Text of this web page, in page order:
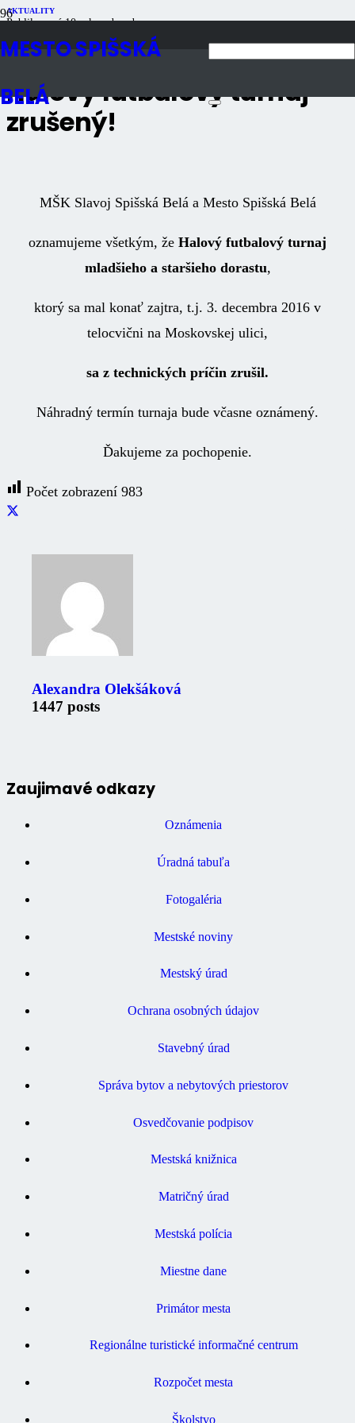
MESTO SPIŠSKÁ
BELÁ
AKTUALITY
Publikované10 rokov dozadu
Halový futbalový turnaj
zrušený!
MŠK Slavoj Spišská Belá a Mesto Spišská Belá
oznamujeme všetkým, že Halový futbalový turnaj
mladšieho a staršieho dorastu,
ktorý sa mal konať zajtra, t.j. 3. decembra 2016 v
telocvični na Moskovskej ulici,
sa z technických príčin zrušil.
Náhradný termín turnaja bude včasne oznámený.
Ďakujeme za pochopenie.
Počet zobrazení 983
Alexandra Olekšáková
1447 posts
Zaujimavé odkazy
Oznámenia
Úradná tabuľa
Fotogaléria
Mestské noviny
Mestský úrad
Ochrana osobných údajov
Stavebný úrad
Správa bytov a nebytových priestorov
Osvedčovanie podpisov
Mestská knižnica
Matričný úrad
Mestská polícia
Miestne dane
Primátor mesta
Regionálne turistické informačné centrum
Rozpočet mesta
Školstvo